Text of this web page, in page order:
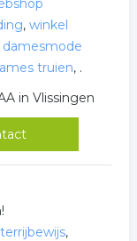
, winkel
damesmode
truien, .
in Vlissingen
,